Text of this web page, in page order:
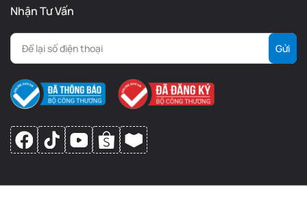
Nhận Tư Vấn